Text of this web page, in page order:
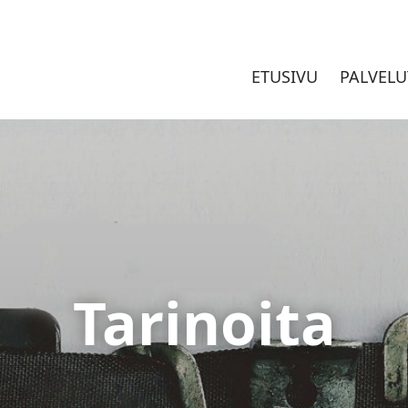
ETUSIVU
Tarinoita